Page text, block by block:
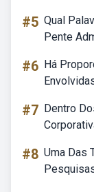
#5 Qual
Pente
#6 Há
#7 Dentro
#8 Uma Das